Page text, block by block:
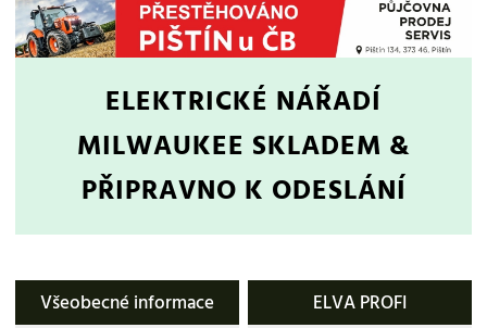
ELEKTRICKÉ NÁŘADÍ
MILWAUKEE SKLADEM &
PŘIPRAVNO K ODESLÁNÍ
Všeobecné informace ELVA PROFI